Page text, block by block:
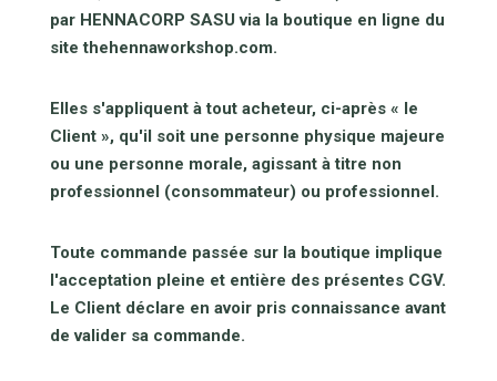
par HENNACORP SASU via la boutique en ligne du
site thehennaworkshop.com.
Elles s'appliquent à tout acheteur, ci-après « le
Client », qu'il soit une personne physique majeure
ou une personne morale, agissant à titre non
professionnel (consommateur) ou professionnel.
Toute commande passée sur la boutique implique
l'acceptation pleine et entière des présentes CGV.
Le Client déclare en avoir pris connaissance avant
de valider sa commande.